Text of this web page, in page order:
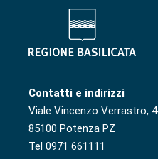
Contatti e indirizzi
Viale Vincenzo Verrastro, 4
85100 Potenza PZ
Tel 0971 661111